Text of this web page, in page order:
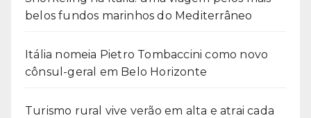
belos fundos marinhos do Mediterrâneo
Itália nomeia Pietro Tombaccini como novo
cônsul-geral em Belo Horizonte
Turismo rural vive verão em alta e atrai cada